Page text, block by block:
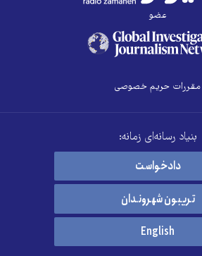
عضو
مقررات حریم خصوصی
بنیاد رسانه‌ای زمانه:
دادخواست
تریبون شهروندان
English